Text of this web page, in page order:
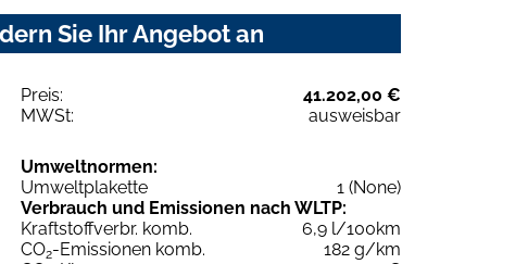
Sie Ihr Angebot an
Preis:
41.202,00 €
MWSt:
ausweisbar
Umweltnormen:
Umweltplakette
1 (None)
Verbrauch und Emissionen nach WLTP:
Kraftstoffverbr. komb.
6,9 l/100km
CO2-Emissionen komb.
182 g/km